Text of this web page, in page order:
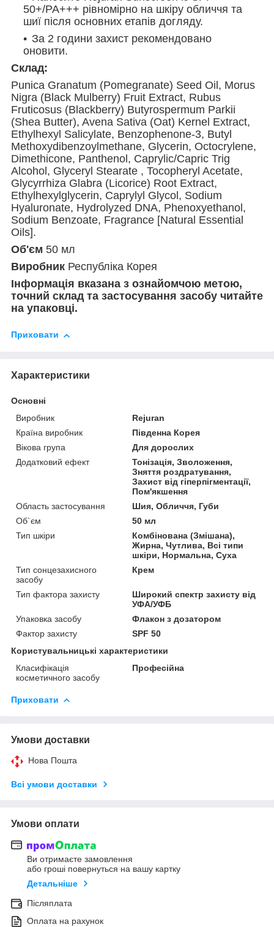
50+/PA+++ рівномірно на шкіру обличчя та
шиї після основних етапів догляду.
За 2 години захист рекомендовано
оновити.
Склад:
Punica Granatum (Pomegranate) Seed Oil, Morus
Nigra (Black Mulberry) Fruit Extract, Rubus
Fruticosus (Blackberry) Butyrospermum Parkii
(Shea Butter), Avena Sativa (Oat) Kernel Extract,
Ethylhexyl Salicylate, Benzophenone-3, Butyl
Methoxydibenzoylmethane, Glycerin, Octocrylene,
Dimethicone, Panthenol, Caprylic/Capric Trig
Alcohol, Glyceryl Stearate , Tocopheryl Acetate,
Glycyrrhiza Glabra (Licorice) Root Extract,
Ethylhexylglycerin, Caprylyl Glycol, Sodium
Hyaluronate, Hydrolyzed DNA, Phenoxyethanol,
Sodium Benzoate, Fragrance [Natural Essential
Oils].
Об'єм 50 мл
Виробник Республіка Корея
Інформація вказана з ознайомчою метою,
точний склад та застосування засобу читайте
на упаковці.
Приховати
Характеристики
Основні
Виробник
Rejuran
Країна виробник
Південна Корея
Вікова група
Для дорослих
Додатковий ефект
Тонізація, Зволоження,
Зняття роздратування,
Захист від гіперпігментації,
Пом'якшення
Область застосування
Шия, Обличчя, Губи
Об`єм
50 мл
Тип шкіри
Комбінована (Змішана),
Жирна, Чутлива, Всі типи
шкіри, Нормальна, Суха
Тип сонцезахисного
засобу
Крем
Тип фактора захисту
Широкий спектр захисту від
УФА/УФБ
Упаковка засобу
Флакон з дозатором
Фактор захисту
SPF 50
Користувальницькі характеристики
Класифікація
косметичного засобу
Професійна
Приховати
Умови доставки
Нова Пошта
Всі умови доставки
Умови оплати
Ви отримаєте замовлення
або гроші повернуться на вашу картку
Детальніше
Післяплата
Оплата на рахунок